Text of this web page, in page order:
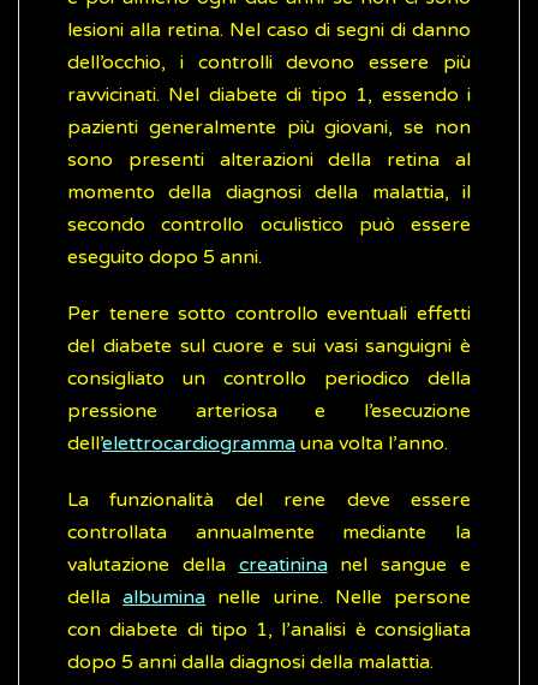
lesioni alla retina. Nel caso di segni di danno
dell’occhio, i controlli devono essere più
ravvicinati. Nel diabete di tipo 1, essendo i
pazienti generalmente più giovani, se non
sono presenti alterazioni della retina al
momento della diagnosi della malattia, il
secondo controllo oculistico può essere
eseguito dopo 5 anni.
Per tenere sotto controllo eventuali effetti
del diabete sul cuore e sui vasi sanguigni è
consigliato un controllo periodico della
pressione arteriosa e l’esecuzione
dell’elettrocardiogramma una volta l’anno.
La funzionalità del rene deve essere
controllata annualmente mediante la
valutazione della creatininanel sangue e
dellaalbumina nelle urine. Nelle persone
con diabete di tipo 1, l’analisi è consigliata
dopo 5 anni dalla diagnosi della malattia.